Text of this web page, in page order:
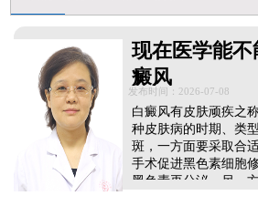
现在医学能不
癜风
发布时间：2026-07-08
白癜风有皮肤顽疾之
种皮肤病的时期、类
斑，一方面要采取合
手术促进黑色素细胞
黑色素再分泌。另一